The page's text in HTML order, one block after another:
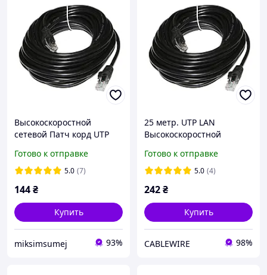
Высокоскоростной
сетевой Патч корд UTP
20м для интернета DSS до
1000Мбит/с (Gigabit
Готово к отправке
5.0 (7)
144₴
Купить
miksimsumej 93%
25 метр. UTP LAN
Высокоскоростной
Ethernet кабель для
интернета передачи
Готово к отправке
5.0 (4)
242₴
Купить
CABLEWIRE 98%